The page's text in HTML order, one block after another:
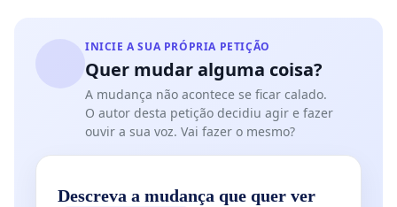
INICIE A SUA PRÓPRIA PETIÇÃO
Quer mudar alguma coisa?
A mudança não acontece se ficar calado.
O autor desta petição decidiu agir e fazer
ouvir a sua voz. Vai fazer o mesmo?
Descreva a mudança que quer ver